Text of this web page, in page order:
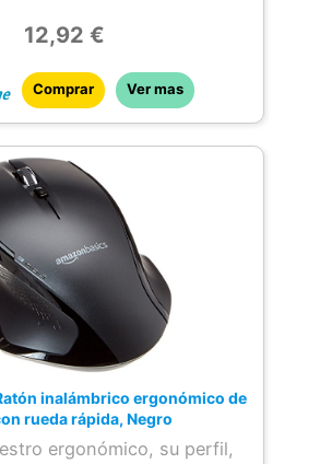
el cuaderno cerrado
extensible para guardar
mide 12,7 x 21 cm.
12,92 €
Comprar Ver mas
inalámbrico ergonómico de
rueda rápida, Negro
ergonómico, su perfil,